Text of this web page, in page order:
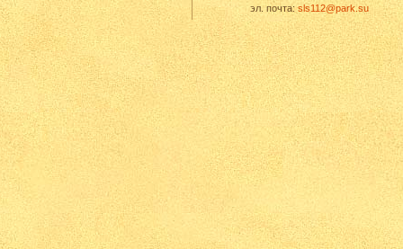
эл. почта:sls112@park.su